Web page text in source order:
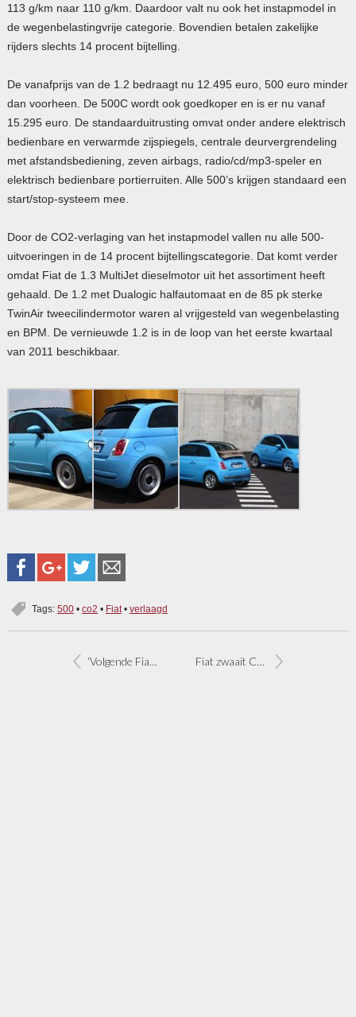
113 g/km naar 110 g/km. Daardoor valt nu ook het instapmodel in
de wegenbelastingvrije categorie. Bovendien betalen zakelijke
rijders slechts 14 procent bijtelling.
De vanafprijs van de 1.2 bedraagt nu 12.495 euro, 500 euro minder
dan voorheen. De 500C wordt ook goedkoper en is er nu vanaf
15.295 euro. De standaarduitrusting omvat onder andere elektrisch
bedienbare en verwarmde zijspiegels, centrale deurvergrendeling
met afstandsbediening, zeven airbags, radio/cd/mp3-speler en
elektrisch bedienbare portierruiten. Alle 500’s krijgen standaard een
start/stop-systeem mee.
Door de CO2-verlaging van het instapmodel vallen nu alle 500-
uitvoeringen in de 14 procent bijtellingscategorie. Dat komt verder
omdat Fiat de 1.3 MultiJet dieselmotor uit het assortiment heeft
gehaald. De 1.2 met Dualogic halfautomaat en de 85 pk sterke
TwinAir tweecilindermotor waren al vrijgesteld van wegenbelasting
en BPM . De vernieuwde 1.2 is in de loop van het eerste kwartaal
van 2011 beschikbaar.
Tags: 500• co2 • Fiat• verlaagd
‘Volgende Fiat Bravo radicaal anders’ Fiat zwaait Croma uit